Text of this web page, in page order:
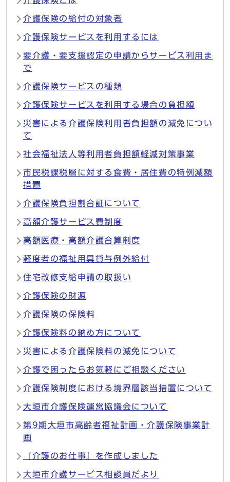
介護保険の給付の対象者
介護保険サービスを利用するには
要介護・要支援認定の申請からサービス利用ま
で
介護保険サービスの種類
介護保険サービスを利用する場合の負担額
災害による介護保険利用者負担額の減免につい
て
社会福祉法人等利用者負担額軽減対策事業
市民税課税層に対する食費・居住費の特例減額
措置
介護保険負担割合証について
高額介護サービス費制度
高額医療・高額介護合算制度
軽度者の福祉用具貸与例外給付
住宅改修支給申請の取扱い
介護保険の財源
介護保険の保険料
介護保険料の納め方について
災害による介護保険料の減免について
介護で困ったらお気軽にご相談ください
介護保険制度における境界層該当措置について
大垣市介護保険運営協議会について
第9期大垣市高齢者福祉計画・介護保険事業計
画
『介護のお仕事』を作成しました
大垣市介護サービス相談員だより